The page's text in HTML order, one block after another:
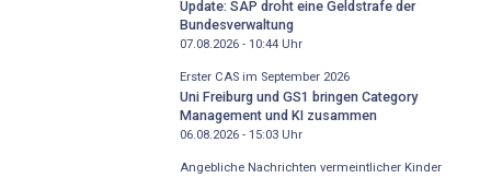
Update: SAP droht eine Geldstrafe der
Bundesverwaltung
07.08.2026 - 10:44Uhr
Erster CAS im September 2026
Uni Freiburg und GS1 bringen Category
Management und KI zusammen
06.08.2026 - 15:03Uhr
Angebliche Nachrichten vermeintlicher Kinder